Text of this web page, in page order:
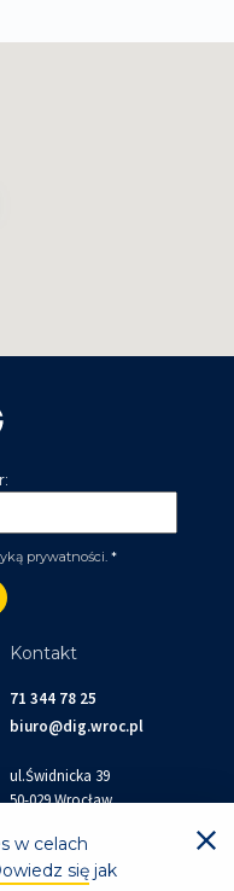
prywatności. *
Kontakt
71 344 78 25
biuro@dig.wroc.pl
ul.Świdnicka 39
50-029 Wrocław
Gospodarcza
w celach
się jak